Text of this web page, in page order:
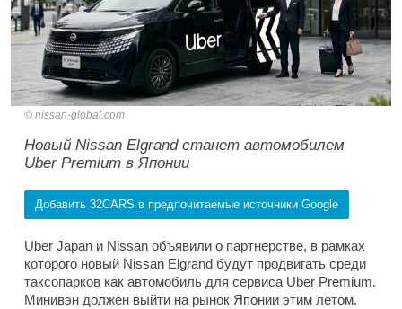
nissan-global.com
Новый Nissan Elgrand станет автомобилем
Uber Premium в Японии
Добавить 32CARS в предпочитаемые источники Google
Uber Japan и Nissan объявили о партнерстве, в рамках
которого новый Nissan Elgrand будут продвигать среди
таксопарков как автомобиль для сервиса Uber Premium.
Минивэн должен выйти на рынок Японии этим летом.